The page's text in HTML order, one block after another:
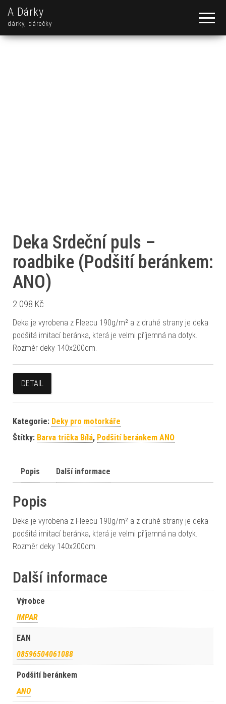
A Dárky
dárky, dárečky
Deka Srdeční puls –
roadbike (Podšití beránkem:
ANO)
2 098 Kč
Deka je vyrobena z Fleecu 190g/m² a z druhé strany je deka
podšitá imitací beránka, která je velmi příjemná na dotyk.
Rozměr deky 140x200cm.
DETAIL
Kategorie: Deky pro motorkáře
Štítky: Barva trička Bílá, Podšití beránkem ANO
Popis Další informace
Popis
Deka je vyrobena z Fleecu 190g/m² a z druhé strany je deka
podšitá imitací beránka, která je velmi příjemná na dotyk.
Rozměr deky 140x200cm.
Další informace
Výrobce
IMPAR
EAN
08596504061088
Podšití beránkem
ANO